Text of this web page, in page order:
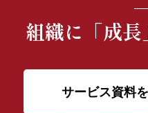
組織に 「成
サービス資料